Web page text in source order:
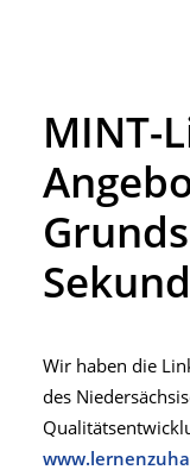
MINT-
Wir haben die
des